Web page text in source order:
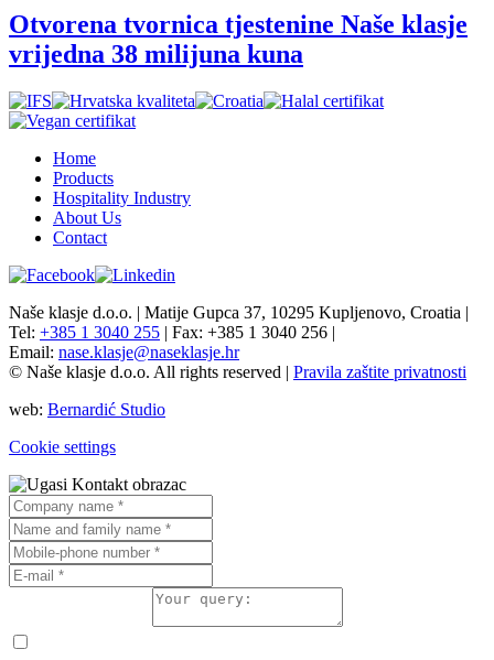
Otvorena tvornica tjestenine Naše klasje
vrijedna 38 milijuna kuna
Home
Products
Hospitality Industry
About Us
Contact
Naše klasje d.o.o. | Matije Gupca 37, 10295 Kupljenovo, Croatia |
Tel: +385 1 3040 255 | Fax: +385 1 3040 256 |
Email: nase.klasje@naseklasje.hr
© Naše klasje d.o.o. All rights reserved | Pravila zaštite privatnosti
web: Bernardić Studio
Cookie settings